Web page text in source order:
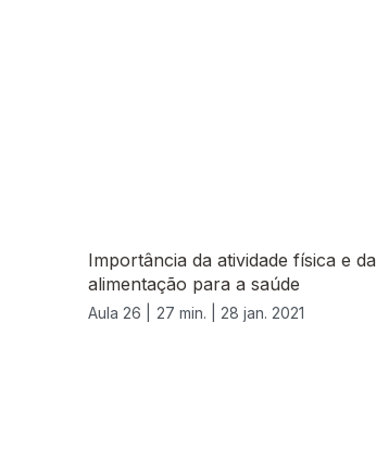
Importância da atividade física e da
alimentação para a saúde
Aula 26 | 27 min. | 28 jan. 2021